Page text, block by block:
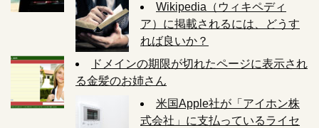
Wikipedia（ウィキペディ
ア）に掲載されるには、どうす
れば良いか？
ドメインの期限が切れたページに表示され
る金髪のお姉さん
米国Apple社が「アイホン株
式会社」に支払っているライセ